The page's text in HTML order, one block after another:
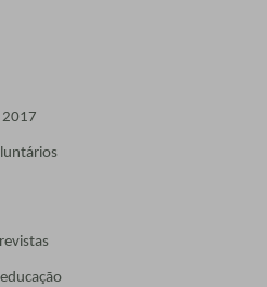
2017